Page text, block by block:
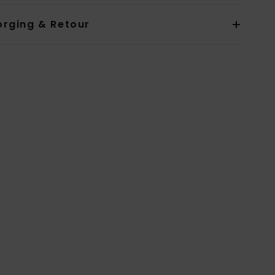
& Retour